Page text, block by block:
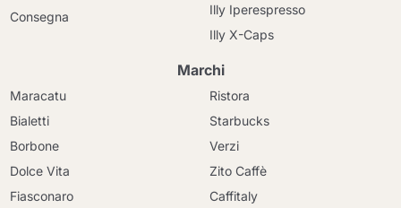
Consegna
Illy Iperespresso
Illy X-Caps
Marchi
Maracatu
Bialetti
Borbone
Dolce Vita
Fiasconaro
Ristora
Starbucks
Verzi
Zito Caffè
Caffitaly